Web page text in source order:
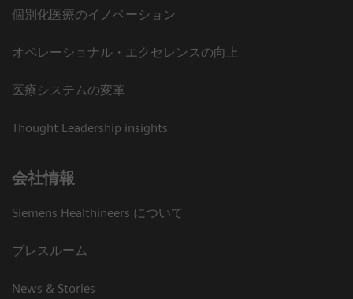
個別化医療のイノベーション
オペレーショナル・エクセレンスの向上
医療システムの変革
Thought Leadership insights
会社情報
Siemens Healthineers について
プレスルーム
News & Stories